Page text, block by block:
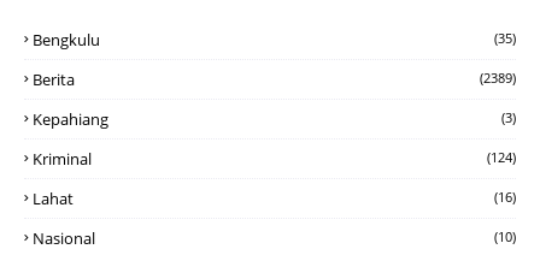
Bengkulu (35)
Berita (2389)
Kepahiang (3)
Kriminal (124)
Lahat (16)
Nasional (10)